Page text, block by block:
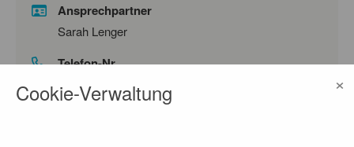
Ansprechpartner
Sarah Lenger
Telefon-Nr.
04055487-417
Cookie-Verwaltung ×